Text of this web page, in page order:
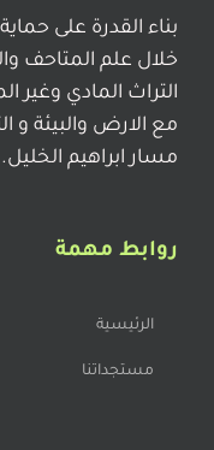
بناء القدرة على
خلال علم المتاحف
التراث المادي وغير
مع الارض والبيئة و
مسار ابراهيم الخليل.
روابط مهمة
الرئيسية
مستجداتنا